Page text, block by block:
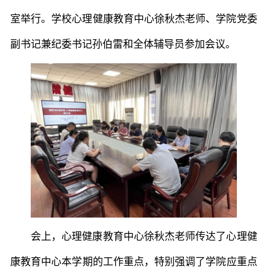
教学科研岗 行政管理岗 教学思政岗 实验教辅岗
本科教育 研究生教育 继续教育
科研概况 学术动态 科研平台 科研办事流程
创业就业 奖助学金
常用办公电话 办事流程 材料下载
室举行。学校心理健康教育中心徐秋杰老师、学院党委
副书记兼纪委书记孙伯雷和全体辅导员参加会议。
会上， 心理健康教育中心徐秋杰老师传达了心理健
康教育中心本学期的工作重点，特别强调了学院应重点